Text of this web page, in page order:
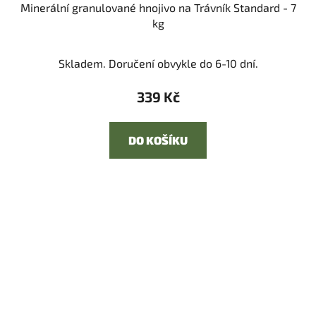
Minerální granulované hnojivo na Trávník Standard - 7
kg
Skladem. Doručení obvykle do 6-10 dní.
339 Kč
DO KOŠÍKU